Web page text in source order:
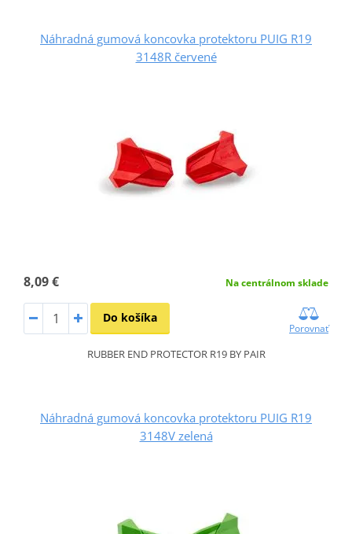
Náhradná gumová koncovka protektoru PUIG R19
3148R červené
8,09 € Na centrálnom sklade
Do košíka
Porovnať
RUBBER END PROTECTOR R19 BY PAIR
Náhradná gumová koncovka protektoru PUIG R19
3148V zelená